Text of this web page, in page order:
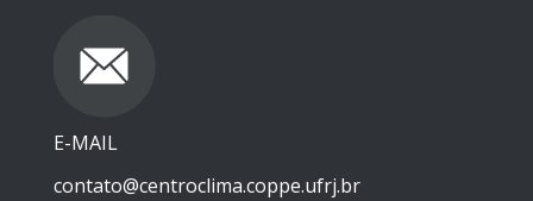
E-MAIL
contato@centroclima.coppe.ufrj.br